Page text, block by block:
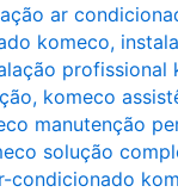
ar
komeco,
profissional
, komeco
manutenção
solução
condicionado